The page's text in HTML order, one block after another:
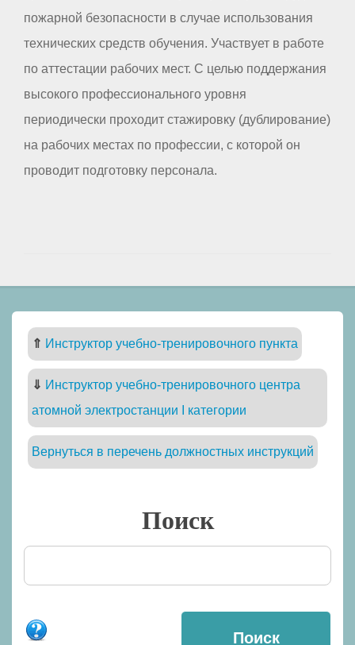
пожарной безопасности в случае использования
технических средств обучения. Участвует в работе
по аттестации рабочих мест. С целью поддержания
высокого профессионального уровня
периодически проходит стажировку (дублирование)
на рабочих местах по профессии, с которой он
проводит подготовку персонала.
⇑ Инструктор учебно-тренировочного пункта
⇓ Инструктор учебно-тренировочного центра
атомной электростанции I категории
Вернуться в перечень должностных инструкций
Поиск